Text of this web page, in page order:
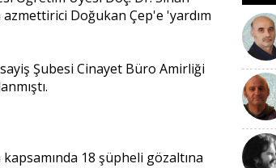
Doğukan Çep'e 'yardım
Şubesi Cinayet Büro Amirliği
18 şüpheli gözaltına